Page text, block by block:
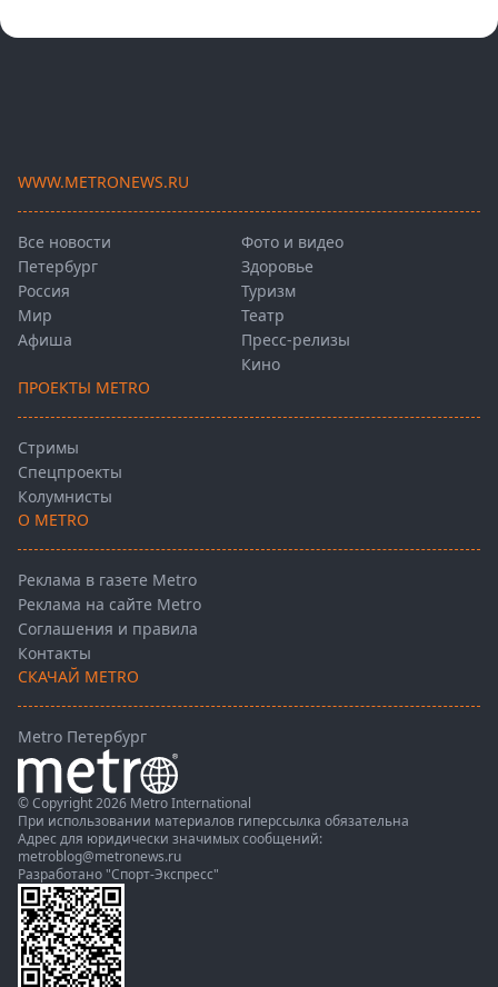
WWW.METRONEWS.RU
Все новости
Петербург
Россия
Мир
Афиша
Фото и видео
Здоровье
Туризм
Театр
Пресс-релизы
Кино
ПРОЕКТЫ METRO
Стримы
Спецпроекты
Колумнисты
О METRO
Реклама в газете Metro
Реклама на сайте Metro
Соглашения и правила
Контакты
СКАЧАЙ METRO
Metro Петербург
© Copyright 2026 Metro International
При использовании материалов гиперссылка обязательна
Адрес для юридически значимых сообщений:
metroblog@metronews.ru
Разработано "Спорт-Экспресс"